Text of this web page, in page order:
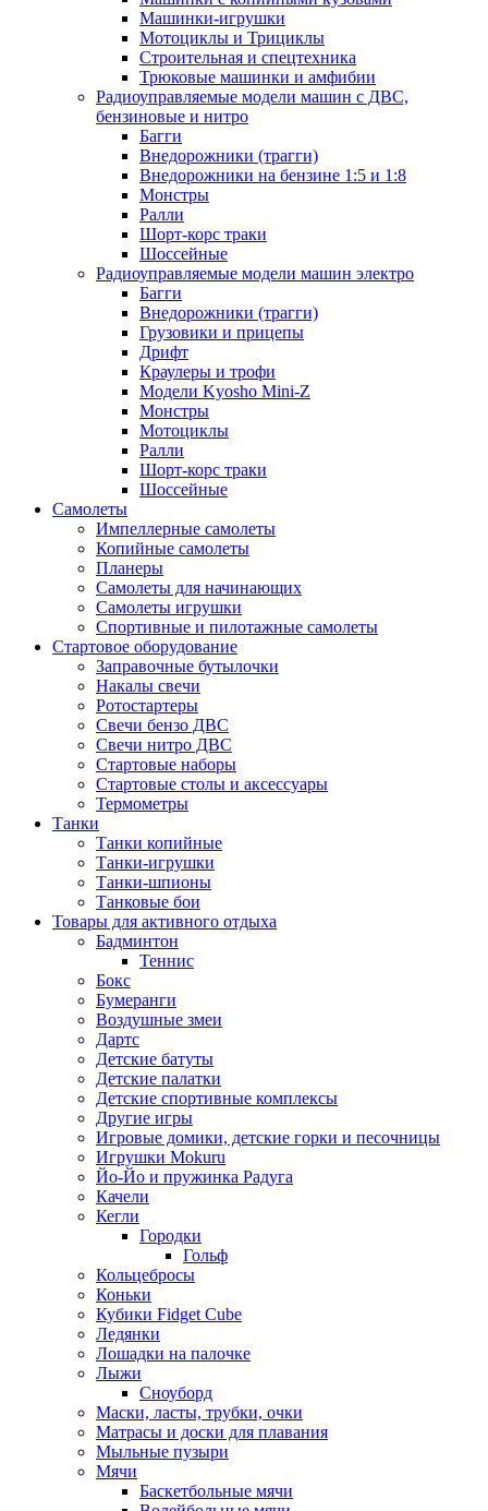
Машинки-игрушки
Мотоциклы и Трициклы
Строительная и спецтехника
Трюковые машинки и амфибии
Радиоуправляемые модели машин с ДВС,
бензиновые и нитро
Багги
Внедорожники (трагги)
Внедорожники на бензине 1:5 и 1:8
Монстры
Ралли
Шорт-корс траки
Шоссейные
Радиоуправляемые модели машин электро
Багги
Внедорожники (трагги)
Грузовики и прицепы
Дрифт
Краулеры и трофи
Модели Kyosho Mini-Z
Монстры
Мотоциклы
Ралли
Шорт-корс траки
Шоссейные
Самолеты
Импеллерные самолеты
Копийные самолеты
Планеры
Самолеты для начинающих
Самолеты игрушки
Спортивные и пилотажные самолеты
Стартовое оборудование
Заправочные бутылочки
Накалы свечи
Ротостартеры
Свечи бензо ДВС
Свечи нитро ДВС
Стартовые наборы
Стартовые столы и аксессуары
Термометры
Танки
Танки копийные
Танки-игрушки
Танки-шпионы
Танковые бои
Товары для активного отдыха
Бадминтон
Теннис
Бокс
Бумеранги
Воздушные змеи
Дартс
Детские батуты
Детские палатки
Детские спортивные комплексы
Другие игры
Игровые домики, детские горки и песочницы
Игрушки Mokuru
Йо-Йо и пружинка Радуга
Качели
Кегли
Городки
Гольф
Кольцебросы
Коньки
Кубики Fidget Cube
Ледянки
Лошадки на палочке
Лыжи
Сноуборд
Маски, ласты, трубки, очки
Матрасы и доски для плавания
Мыльные пузыри
Мячи
Баскетбольные мячи